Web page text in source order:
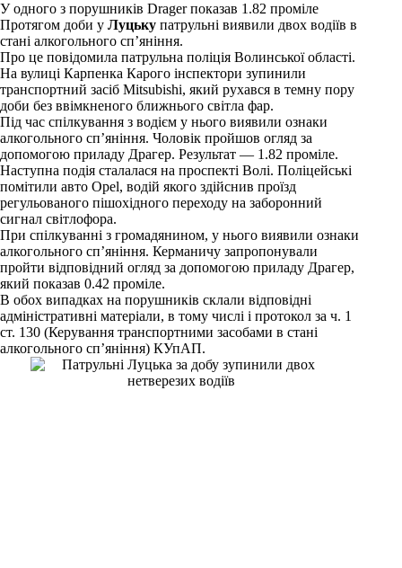
У одного з порушників Drager показав 1.82 проміле
Протягом доби у Луцьку патрульні виявили двох водіїв в
стані алкогольного сп’яніння.
Про це повідомила патрульна поліція Волинської області.
На вулиці Карпенка Карого інспектори зупинили
транспортний засіб Mitsubishi, який рухався в темну пору
доби без ввімкненого ближнього світла фар.
Під час спілкування з водієм у нього виявили ознаки
алкогольного сп’яніння. Чоловік пройшов огляд за
допомогою приладу Драгер. Результат — 1.82 проміле.
Наступна подія сталалася на проспекті Волі. Поліцейські
помітили авто Opel, водій якого здійснив проїзд
регульованого пішохідного переходу на заборонний
сигнал світлофора.
При спілкуванні з громадянином, у нього виявили ознаки
алкогольного сп’яніння. Керманичу запропонували
пройти відповідний огляд за допомогою приладу Драгер,
який показав 0.42 проміле.
В обох випадках на порушників склали відповідні
адміністративні матеріали, в тому числі і протокол за ч. 1
ст. 130 (Керування транспортними засобами в стані
алкогольного сп’яніння) КУпАП.